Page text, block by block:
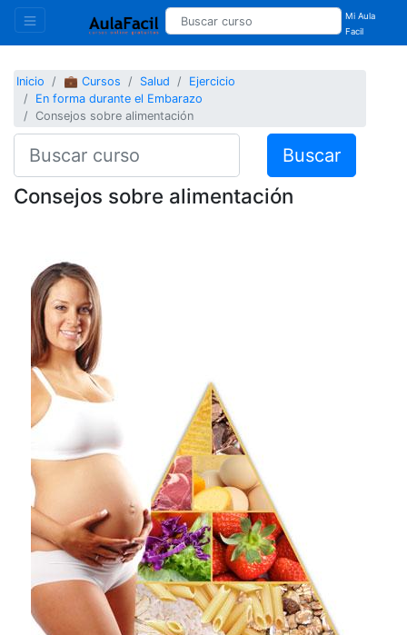
Mi Aula
Facil
Inicio 💼 Cursos Salud
Ejercicio
En forma durante el Embarazo
Consejos sobre alimentación
Buscar
Consejos sobre alimentación